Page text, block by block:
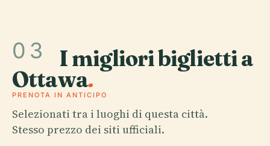
03 I migliori biglietti a
Ottawa.
PRENOTA IN ANTICIPO
Selezionati tra i luoghi di questa città.
Stesso prezzo dei siti ufficiali.